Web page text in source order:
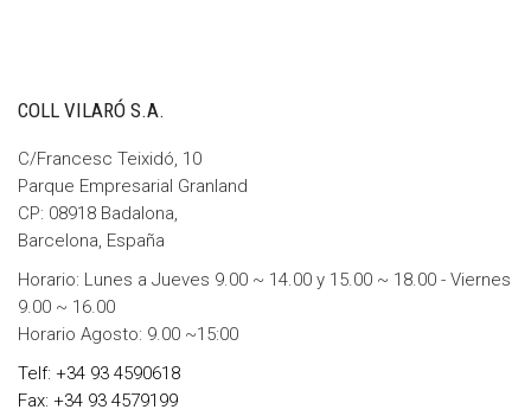
COLL VILARÓ S.A.
C/Francesc Teixidó, 10
Parque Empresarial Granland
CP: 08918 Badalona,
Barcelona, España
Horario: Lunes a Jueves 9.00 ~ 14.00 y 15.00 ~ 18.00 - Viernes
9.00 ~ 16.00
Horario Agosto: 9.00 ~15:00
Telf: +34 93 4590618
Fax: +34 93 4579199